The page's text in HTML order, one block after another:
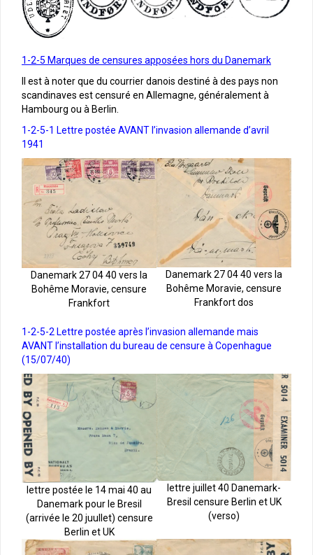
1-2-5 Marques de censures apposées hors du Danemark
Il est à noter que du courrier danois destiné à des pays non
scandinaves est censuré en Allemagne, généralement à
Hambourg ou à Berlin.
1-2-5-1 Lettre postée AVANT l’invasion allemande d’avril
1941
Danemark 27 04 40 vers la
Bohême Moravie, censure
Frankfort
Danemark 27 04 40 vers la
Bohême Moravie, censure
Frankfort dos
1-2-5-2 Lettre postée après l’invasion allemande mais
AVANT l’installation du bureau de censure à Copenhague
(15/07/40)
lettre postée le 14 mai 40 au
Danemark pour le Bresil
(arrivée le 20 juullet) censure
Berlin et UK
lettre juillet 40 Danemark-
Bresil censure Berlin et UK
(verso)